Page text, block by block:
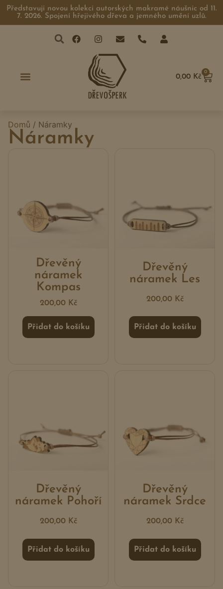
Představuji novou kolekci autorských makramé náušnic od 11.
7. 2026. Spojení hřejivého dřeva a jemného umění uzlů.
0,00 Kč
0
Domů / Náramky
Náramky
Dřevěný
náramek
Kompas
200,00 Kč
Přidat do košíku
Dřevěný
náramek Les
200,00 Kč
Přidat do košíku
Dřevěný
náramek Pohoří
200,00 Kč
Přidat do košíku
Dřevěný
náramek Srdce
200,00 Kč
Přidat do košíku